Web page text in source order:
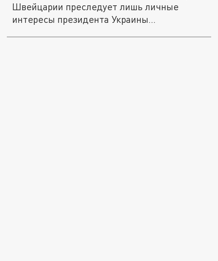
Швейцарии преследует лишь личные
интересы президента Украины...